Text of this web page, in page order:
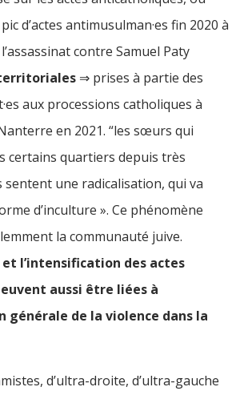
d’actes antimusulman·es fin 2020 à
contre Samuel Paty
⇒ prises à partie des
aux processions catholiques à
en 2021. “les sœurs qui
certains quartiers depuis très
sentent une radicalisation, qui va
d’inculture ». Ce phénomène
la communauté juive.
l’intensification des actes
aussi être liées à
générale de la violence dans la
d’ultra-droite, d’ultra-gauche